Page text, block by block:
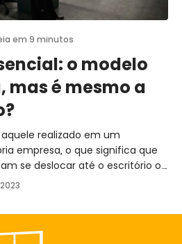
em 9 minutos
o modelo
mas é mesmo a
realizado em um
empresa, o que significa que
se deslocar até o escritório ou
para cumprir suas obrigações